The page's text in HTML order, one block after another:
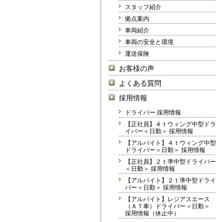
スタッフ紹介
拠点案内
車両紹介
車両の安全と環境
運送保険
お客様の声
よくある質問
採用情報
ドライバー 採用情報
【正社員】４ｔウィング中型ドラ
イバー＜日勤＞ 採用情報
【アルバイト】４ｔウィング中型
ドライバー＜日勤＞ 採用情報
【正社員】２ｔ準中型ドライバー
＜日勤＞ 採用情報
【アルバイト】２ｔ準中型ドライ
バー＜日勤＞ 採用情報
【アルバイト】レジアスエース
（ＡＴ車）ドライバー＜日勤＞
採用情報（休止中）